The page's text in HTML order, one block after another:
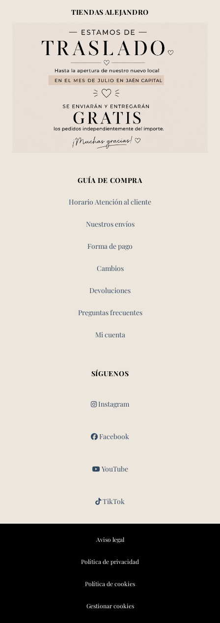
TIENDAS ALEJANDRO
GUÍA DE COMPRA
Horario Atención al cliente
Nuestros envíos
Forma de pago
Cambios
Devoluciones
Preguntas frecuentes
Mi cuenta
SÍGUENOS
Instagram
Facebook
YouTube
TikTok
Aviso legal
Política de privacidad
Política de cookies
Gestionar cookies